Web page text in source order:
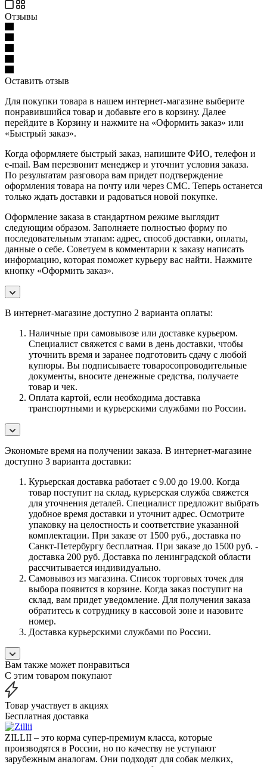
Отзывы
Оставить отзыв
Для покупки товара в нашем интернет-магазине выберите
понравившийся товар и добавьте его в корзину. Далее
перейдите в Корзину и нажмите на «Оформить заказ» или
«Быстрый заказ».
Когда оформляете быстрый заказ, напишите ФИО, телефон и
e-mail. Вам перезвонит менеджер и уточнит условия заказа.
По результатам разговора вам придет подтверждение
оформления товара на почту или через СМС. Теперь останется
только ждать доставки и радоваться новой покупке.
Оформление заказа в стандартном режиме выглядит
следующим образом. Заполняете полностью форму по
последовательным этапам: адрес, способ доставки, оплаты,
данные о себе. Советуем в комментарии к заказу написать
информацию, которая поможет курьеру вас найти. Нажмите
кнопку «Оформить заказ».
В интернет-магазине доступно 2 варианта оплаты:
Наличные при самовывозе или доставке курьером.
Специалист свяжется с вами в день доставки, чтобы
уточнить время и заранее подготовить сдачу с любой
купюры. Вы подписываете товаросопроводительные
документы, вносите денежные средства, получаете
товар и чек.
Оплата картой, если необходима доставка
транспортными и курьерскими службами по России.
Экономьте время на получении заказа. В интернет-магазине
доступно 3 варианта доставки:
Курьерская доставка работает с 9.00 до 19.00. Когда
товар поступит на склад, курьерская служба свяжется
для уточнения деталей. Специалист предложит выбрать
удобное время доставки и уточнит адрес. Осмотрите
упаковку на целостность и соответствие указанной
комплектации. При заказе от 1500 руб., доставка по
Санкт-Петербургу бесплатная. При заказе до 1500 руб. -
доставка 200 руб. Доставка по ленинградской области
рассчитывается индивидуально.
Самовывоз из магазина. Список торговых точек для
выбора появится в корзине. Когда заказ поступит на
склад, вам придет уведомление. Для получения заказа
обратитесь к сотруднику в кассовой зоне и назовите
номер.
Доставка курьерскими службами по России.
Вам также может понравиться
С этим товаром покупают
Товар участвует в акциях
Бесплатная доставка
ZILLII – это корма супер-премиум класса, которые
производятся в России, но по качеству не уступают
зарубежным аналогам. Они подходят для собак мелких,